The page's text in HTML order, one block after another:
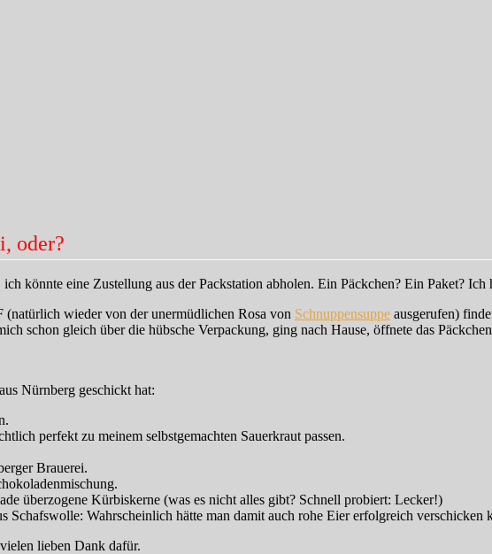
oder?
könnte eine Zustellung aus der Packstation abholen. Ein Päckchen? Ein Paket? Ich
wieder von der unermüdlichen Rosa von Schnuppensuppe ausgerufen)
schon gleich über die hübsche Verpackung, ging nach Hause, öffnete das
aus Nürnberg geschickt hat:
perfekt zu meinem selbstgemachten Sauerkraut passen.
Brauerei.
überzogene Kürbiskerne (was es nicht alles gibt? Schnell probiert: Lecker!)
Schafswolle: Wahrscheinlich hätte man damit auch rohe Eier erfolgreich verschicken
lieben Dank dafür.